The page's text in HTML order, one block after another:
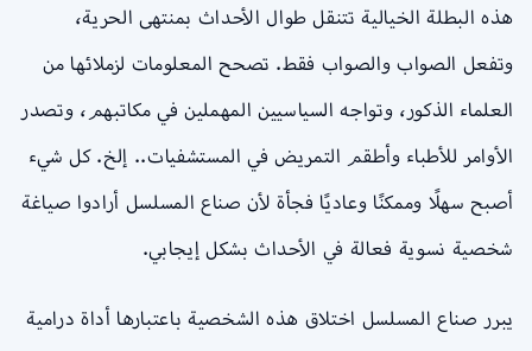
هذه البطلة الخيالية تتنقل طوال الأحداث بمنتهى الحرية،
وتفعل الصواب والصواب فقط. تصحح المعلومات لزملائها من
العلماء الذكور، وتواجه السياسيين المهملين في مكاتبهم، وتصدر
الأوامر للأطباء وأطقم التمريض في المستشفيات.. إلخ. كل شيء
أصبح سهلًا وممكنًا وعاديًا فجأة لأن صناع المسلسل أرادوا صياغة
شخصية نسوية فعالة في الأحداث بشكل إيجابي.
يبرر صناع المسلسل اختلاق هذه الشخصية باعتبارها أداة درامية